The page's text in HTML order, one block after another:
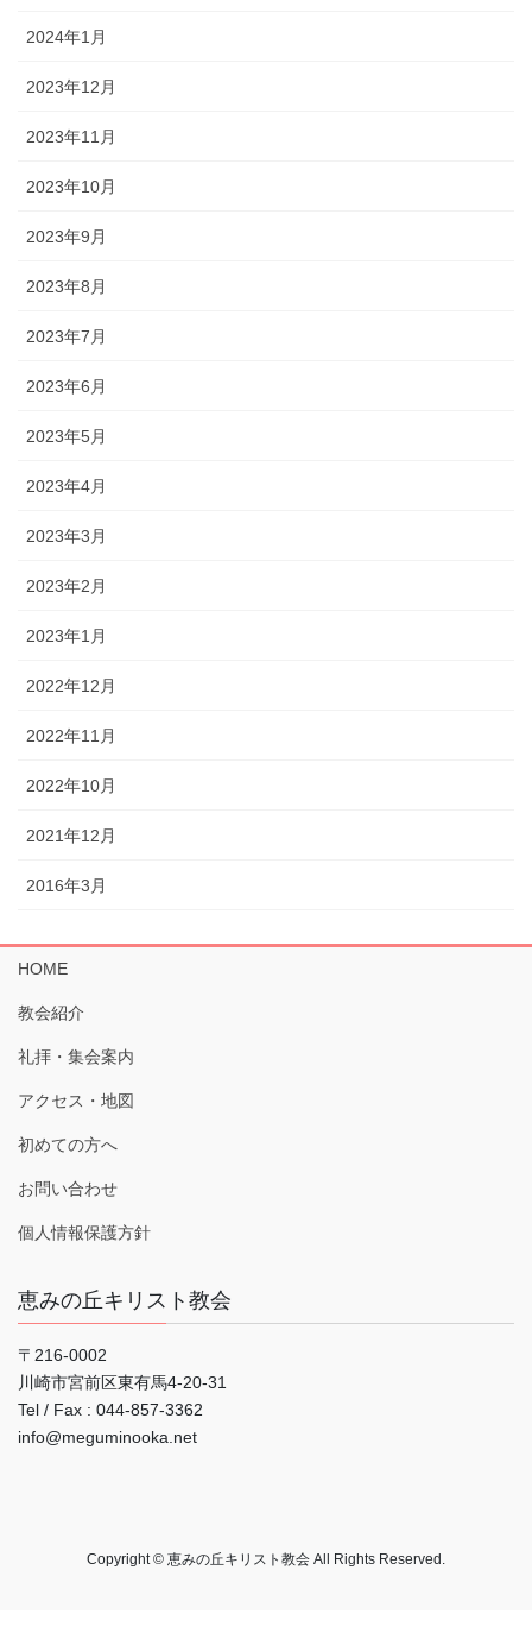
2024年1月
2023年12月
2023年11月
2023年10月
2023年9月
2023年8月
2023年7月
2023年6月
2023年5月
2023年4月
2023年3月
2023年2月
2023年1月
2022年12月
2022年11月
2022年10月
2021年12月
2016年3月
HOME
教会紹介
礼拝・集会案内
アクセス・地図
初めての方へ
お問い合わせ
個人情報保護方針
恵みの丘キリスト教会
〒216-0002
川崎市宮前区東有馬4-20-31
Tel / Fax : 044‐857-3362
info@meguminooka.net
Copyright © 恵みの丘キリスト教会 All Rights Reserved.